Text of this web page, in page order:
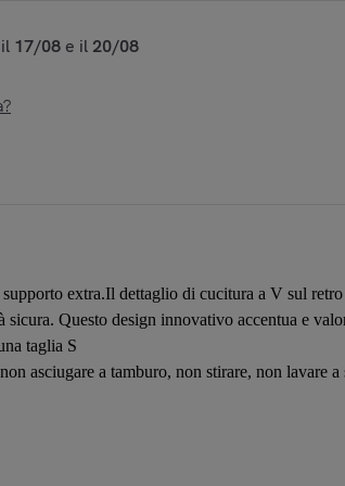
17/08 e il 20/08
extra.Il dettaglio di cucitura a V sul
Questo design innovativo accentua e
taglia S
asciugare a tamburo, non stirare, non lavare a